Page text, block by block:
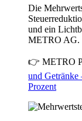
Die
und ein
METRO AG.
👉 METRO
und Getränke
Prozent